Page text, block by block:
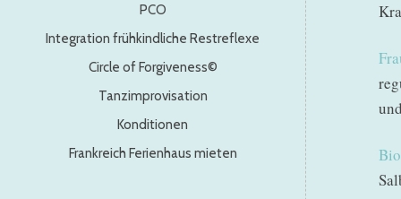
PCO
Integration frühkindliche Restreflexe
Circle of Forgiveness©
Tanzimprovisation
Konditionen
Frankreich Ferienhaus mieten